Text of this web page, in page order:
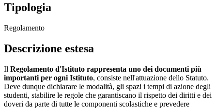
Tipologia
Regolamento
Descrizione estesa
Il Regolamento d'Istituto rappresenta uno dei documenti più
importanti per ogni Istituto, consiste nell'attuazione dello Statuto.
Deve dunque dichiarare le modalità, gli spazi i tempi di azione degli
studenti, stabilire le regole che garantiscano il rispetto dei diritti e dei
doveri da parte di tutte le componenti scolastiche e prevedere